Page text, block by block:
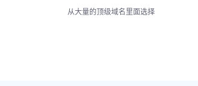
从大量的顶级域名里面选择